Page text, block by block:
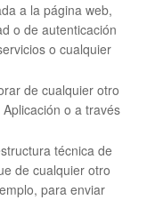
a la página web,
o de autenticación
o cualquier
de cualquier otro
o a través
técnica de
de cualquier otro
para enviar